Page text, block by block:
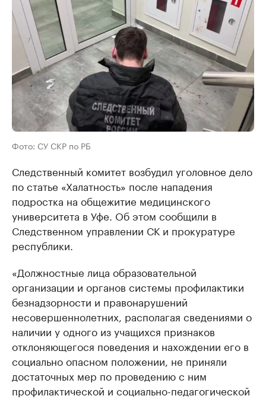
Фото: СУ СКР по РБ
Следственный комитет возбудил уголовное дело
по статье «Халатность» после нападения
подростка на общежитие медицинского
университета в Уфе. Об этом сообщили в
Следственном управлении СК и прокуратуре
республики.
«Должностные лица образовательной
организации и органов системы профилактики
безнадзорности и правонарушений
несовершеннолетних, располагая сведениями о
наличии у одного из учащихся признаков
отклоняющегося поведения и нахождении его в
социально опасном положении, не приняли
достаточных мер по проведению с ним
профилактической и социально-педагогической